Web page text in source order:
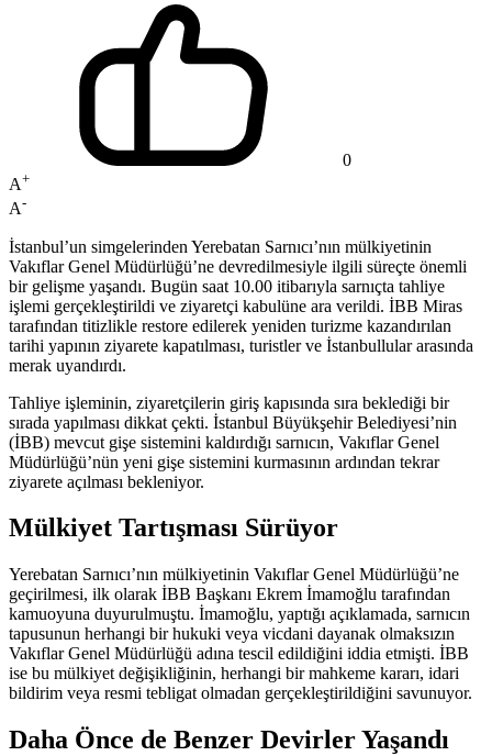
0
A+
A-
İstanbul’un simgelerinden Yerebatan Sarnıcı’nın mülkiyetinin
Vakıflar Genel Müdürlüğü’ne devredilmesiyle ilgili süreçte önemli
bir gelişme yaşandı. Bugün saat 10.00 itibarıyla sarnıçta tahliye
işlemi gerçekleştirildi ve ziyaretçi kabulüne ara verildi. İBB Miras
tarafından titizlikle restore edilerek yeniden turizme kazandırılan
tarihi yapının ziyarete kapatılması, turistler ve İstanbullular arasında
merak uyandırdı.
Tahliye işleminin, ziyaretçilerin giriş kapısında sıra beklediği bir
sırada yapılması dikkat çekti. İstanbul Büyükşehir Belediyesi’nin
(İBB) mevcut gişe sistemini kaldırdığı sarnıcın, Vakıflar Genel
Müdürlüğü’nün yeni gişe sistemini kurmasının ardından tekrar
ziyarete açılması bekleniyor.
Mülkiyet Tartışması Sürüyor
Yerebatan Sarnıcı’nın mülkiyetinin Vakıflar Genel Müdürlüğü’ne
geçirilmesi, ilk olarak İBB Başkanı Ekrem İmamoğlu tarafından
kamuoyuna duyurulmuştu. İmamoğlu, yaptığı açıklamada, sarnıcın
tapusunun herhangi bir hukuki veya vicdani dayanak olmaksızın
Vakıflar Genel Müdürlüğü adına tescil edildiğini iddia etmişti. İBB
ise bu mülkiyet değişikliğinin, herhangi bir mahkeme kararı, idari
bildirim veya resmi tebligat olmadan gerçekleştirildiğini savunuyor.
Daha Önce de Benzer Devirler Yaşandı